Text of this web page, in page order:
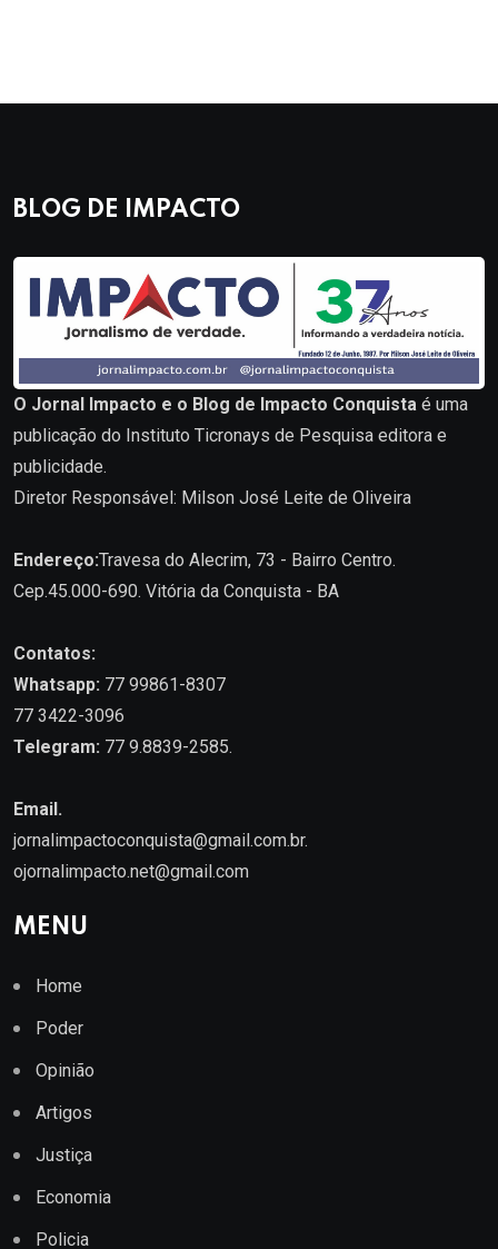
BLOG DE IMPACTO
O Jornal Impacto e o Blog de Impacto Conquista é uma
publicação do Instituto Ticronays de Pesquisa editora e
publicidade.
Diretor Responsável: Milson José Leite de Oliveira
Endereço:Travesa do Alecrim, 73 - Bairro Centro.
Cep.45.000-690. Vitória da Conquista - BA
Contatos:
Whatsapp: 77 99861-8307
77 3422-3096
Telegram: 77 9.8839-2585.
Email.
jornalimpactoconquista@gmail.com.br.
ojornalimpacto.net@gmail.com
MENU
Home
Poder
Opinião
Artigos
Justiça
Economia
Policia